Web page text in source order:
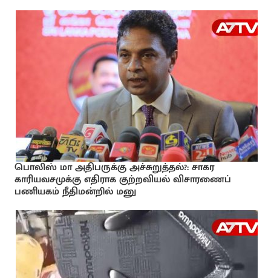
பொலிஸ் மா அதிபருக்கு அச்சுறுத்தல்?: சாகர
காரியவசமுக்கு எதிராக குற்றவியல் விசாரணைப்
பணியகம் நீதிமன்றில் மனு